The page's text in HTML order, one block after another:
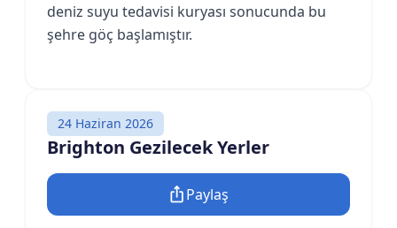
deniz suyu tedavisi kuryası sonucunda bu
şehre göç başlamıştır.
24 Haziran 2026
Brighton Gezilecek Yerler
Paylaş